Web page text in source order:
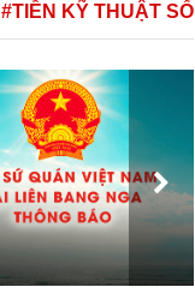
#TIỀN KỸ THUẬT SỐ